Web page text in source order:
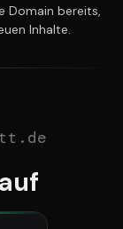
Domain bereits,
Inhalte.